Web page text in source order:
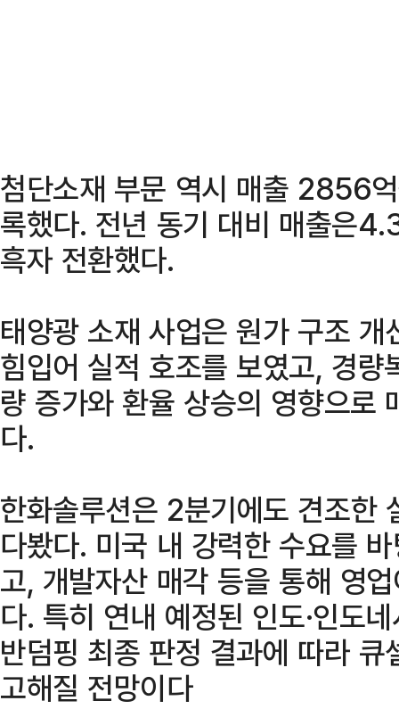
첨단소재 부문 역시 매출 2856
록했다. 전년 동기 대비 매출은
흑자 전환했다.
태양광 소재 사업은 원가 구조
힘입어 실적 호조를 보였고, 경
량 증가와 환율 상승의 영향으로
다.
한화솔루션은 2분기에도 견조한
다봤다. 미국 내 강력한 수요를
고, 개발자산 매각 등을 통해 영
다. 특히 연내 예정된 인도·인도
반덤핑 최종 판정 결과에 따라
고해질 전망이다